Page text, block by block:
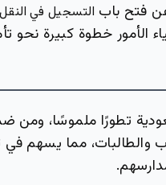
فتح باب التسجيل في النقل
الأمور خطوة كبيرة نحو
تطورًا ملموسًا، ومن
والطالبات، مما يسهم في